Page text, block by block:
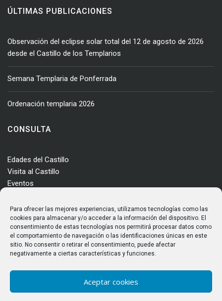
Para ofrecer las mejores experiencias, utilizamos tecnologías como las
cookies para almacenar y/o acceder a la información del dispositivo. El
consentimiento de estas tecnologías nos permitirá procesar datos como
el comportamiento de navegación o las identificaciones únicas en este
sitio. No consentir o retirar el consentimiento, puede afectar
negativamente a ciertas características y funciones.
Aceptar cookies
ÚLTIMAS PUBLICACIONES
Observación del eclipse solar total del 12 de agosto de 2026
desde el Castillo de los Templarios
Semana Templaria de Ponferrada
Ordenación templaria 2026
CONSULTA
Edades del Castillo
Visita al Castillo
Eventos
Enclave
Más información
Consultas
Horarios y tarifas